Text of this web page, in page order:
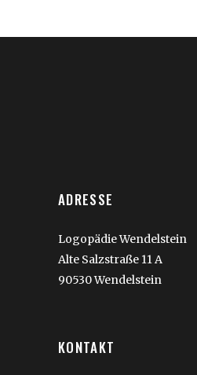
ADRESSE
Logopädie Wendelstein
Alte Salzstraße 11 A
90530 Wendelstein
KONTAKT